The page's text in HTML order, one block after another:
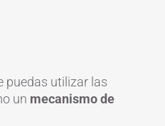
puedas utilizar las
un mecanismo de